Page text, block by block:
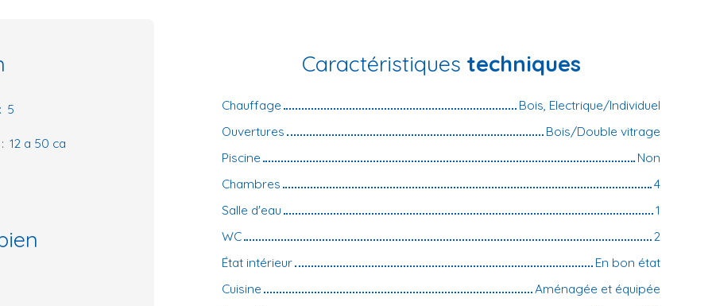
: 5
: 12 a 50 ca
Caractéristiques techniques
Chauffage
Bois, Electrique/Individuel
Ouvertures
Bois/Double vitrage
Piscine
Non
Chambres
4
Salle d'eau
1
WC
2
État intérieur
En bon état
Cuisine
Aménagée et équipée